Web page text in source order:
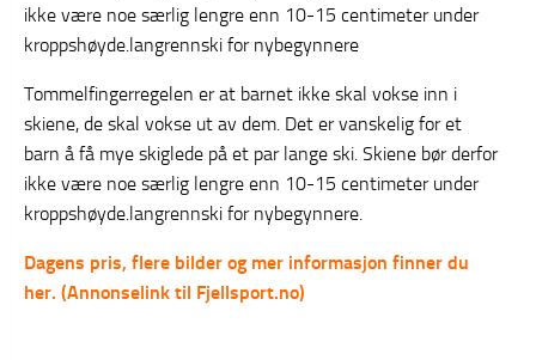
ikke være noe særlig lengre enn 10-15 centimeter under
kroppshøyde.langrennski for nybegynnere
Tommelfingerregelen er at barnet ikke skal vokse inn i
skiene, de skal vokse ut av dem. Det er vanskelig for et
barn å få mye skiglede på et par lange ski. Skiene bør derfor
ikke være noe særlig lengre enn 10-15 centimeter under
kroppshøyde.langrennski for nybegynnere.
Dagens pris, flere bilder og mer informasjon finner du
her. (Annonselink til Fjellsport.no)